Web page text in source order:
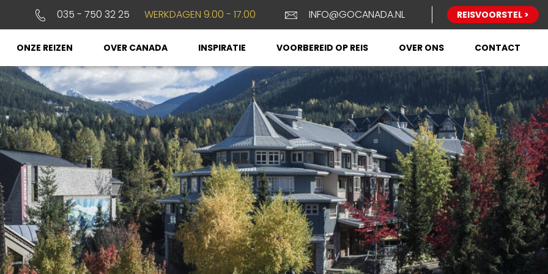
035 - 750 32 25 WERKDAGEN 9.00 - 17.00 INFO@GOCANADA.NL REISVOORSTEL >
ONZE REIZEN OVER CANADA INSPIRATIE VOORBEREID OP REIS OVER ONS CONTACT